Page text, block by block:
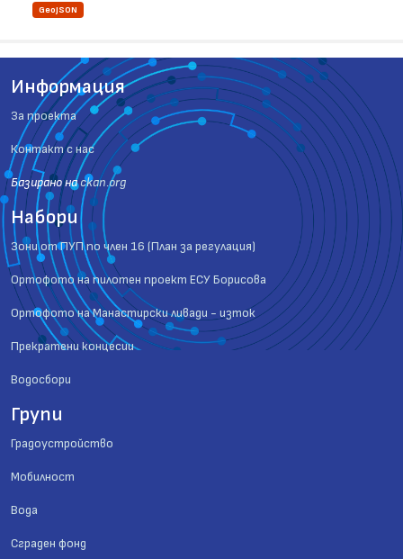
GeoJSON
Информация
За проекта
Контакт с нас
Базиранo наckan.org
Набори
Зони от ПУП по член 16 (План за регулация)
Ортофото на пилотен проект ЕСУ Борисова
Ортофото на Манастирски ливади - изток
Прекратени концесии
Водосбори
Групи
Градоустройство
Мобилност
Вода
Сграден фонд